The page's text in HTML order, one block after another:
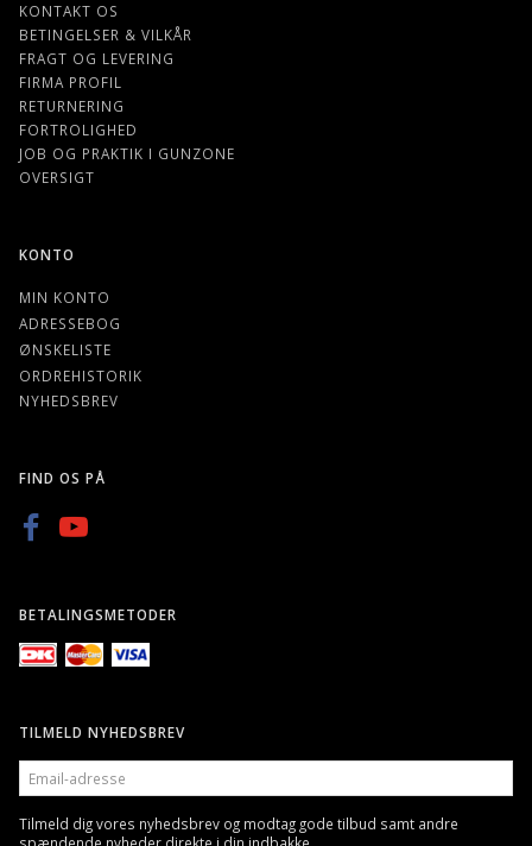
KONTAKT OS
BETINGELSER & VILKÅR
FRAGT OG LEVERING
FIRMA PROFIL
RETURNERING
FORTROLIGHED
JOB OG PRAKTIK I GUNZONE
OVERSIGT
KONTO
MIN KONTO
ADRESSEBOG
ØNSKELISTE
ORDREHISTORIK
NYHEDSBREV
FIND OS PÅ
BETALINGSMETODER
TILMELD NYHEDSBREV
EMAIL-
ADRESSE
Tilmeld dig vores nyhedsbrev og modtag gode tilbud samt andre